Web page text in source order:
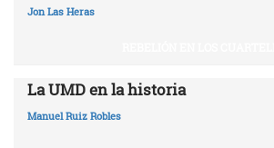
Jon Las Heras
La UMD en la historia
Manuel Ruiz Robles